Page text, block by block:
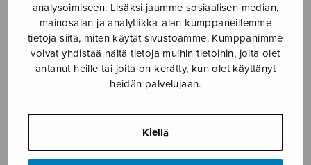
analysoimiseen. Lisäksi jaamme sosiaalisen median,
mainosalan ja analytiikka-alan kumppaneillemme
tietoja siitä, miten käytät sivustoamme. Kumppanimme
voivat yhdistää näitä tietoja muihin tietoihin, joita olet
antanut heille tai joita on kerätty, kun olet käyttänyt
heidän palvelujaan.
Kiellä
A Chinese Piece